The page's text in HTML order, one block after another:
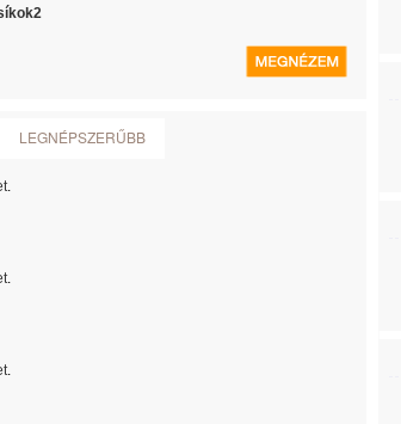
LEGNÉPSZERŰBB
.
.
.